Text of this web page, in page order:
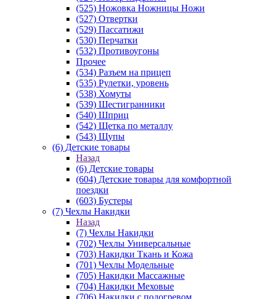
(525) Ножовка Ножницы Ножи
(527) Отвертки
(529) Пассатижи
(530) Перчатки
(532) Противоугоны
Прочее
(534) Разъем на прицеп
(535) Рулетки, уровень
(538) Хомуты
(539) Шестигранники
(540) Шприц
(542) Щетка по металлу
(543) Щупы
(6) Детские товары
Назад
(6) Детские товары
(604) Детские товары для комфортной
поездки
(603) Бустеры
(7) Чехлы Накидки
Назад
(7) Чехлы Накидки
(702) Чехлы Универсальные
(703) Накидки Ткань и Кожа
(701) Чехлы Модельные
(705) Накидки Массажные
(704) Накидки Меховые
(706) Накидки с подогревом